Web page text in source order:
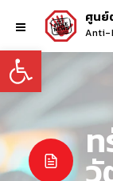
Open toolbar
ศูนย์
Anti-